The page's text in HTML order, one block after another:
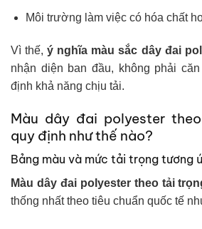
Môi trường làm việc có hóa chất
Vì thế,ý nghĩa màu sắc dây đai
nhận diện ban đầu, không phải
định khả năng chịu tải.
Màu dây đai polyester
quy định như thế nào?
Bảng màu và mức tải trọng tương
Màu dây đai polyester theo tải
thống nhất theo tiêu chuẩn quốc tế